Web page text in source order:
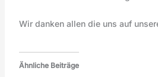
Wir danken allen die uns auf
Ähnliche Beiträge